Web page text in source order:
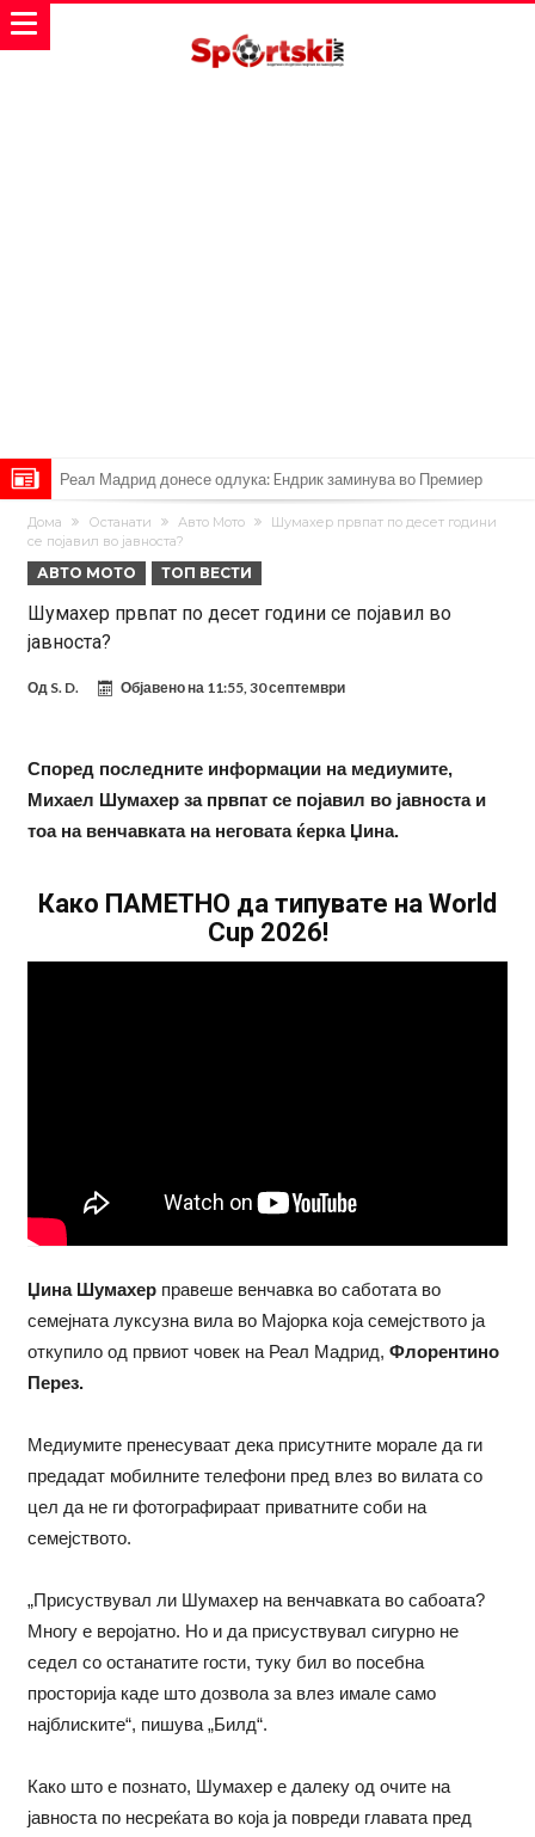
Реал Мадрид донесе одлука: Eндрик заминува во Премиер
лигата!
(ФОТО) Тажна вест од Аргентина: Голема загуба во семејството
на Меси
Мурињо воведува строга дисциплина во Реал Мадрид: Ова се
Атлетико?!
Инфантино имал љубовница: Испливаа скандалозни
информации, добивала пари од УЕФА
Ромеро се согласи на условите со Атлетико
Мурињо воведува строга дисциплина во Реал Мадрид: Ова се
трите нови правила
Неочекувана „бомба“ од Англија: Ливерпул се засили од
Тикет на денот (сабота, 08.08.2026)
Дома Останати Авто Мото
Шумахер првпат по десет години
се појавил во јавноста?
АВТО МОТО ТОП ВЕСТИ
Шумахер првпат по десет години се појавил во
јавноста?
Од S. D. Објавено на 11:55, 30 септември
Според последните информации на медиумите,
Михаел Шумахер за првпат се појавил во јавноста и
тоа на венчавката на неговата ќерка Џина.
Како ПАМЕТНО да типувате на World
Cup 2026!
Џина Шумахер правеше венчавка во саботата во
семејната луксузна вила во Мајорка која семејството ја
откупило од првиот човек на Реал Мадрид, Флорентино
Перез.
Медиумите пренесуваат дека присутните морале да ги
предадат мобилните телефони пред влез во вилата со
цел да не ги фотографираат приватните соби на
семејството.
„Присуствувал ли Шумахер на венчавката во сабоата?
Многу е веројатно. Но и да присуствувал сигурно не
седел со останатите гости, туку бил во посебна
просторија каде што дозвола за влез имале само
најблиските“, пишува „Билд“.
Како што е познато, Шумахер е далеку од очите на
јавноста по несреќата во која ја повреди главата пред